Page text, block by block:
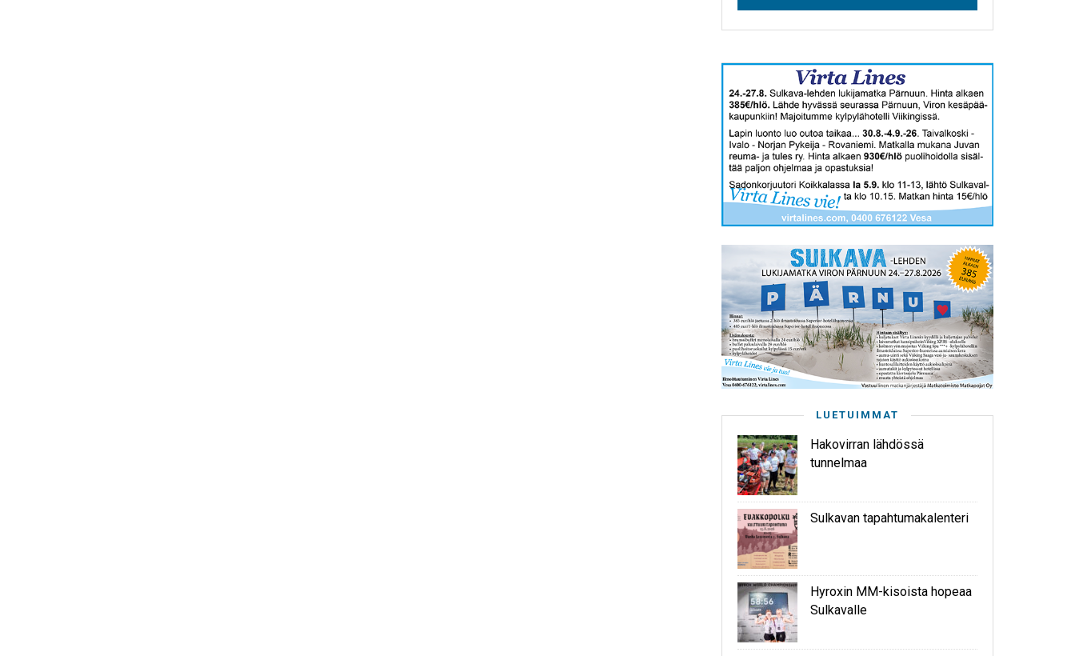
LUETUIMMAT
Hakovirran lähdössä
tunnelmaa
Sulkavan tapahtumakalenteri
Hyroxin MM-kisoista hopeaa
Sulkavalle